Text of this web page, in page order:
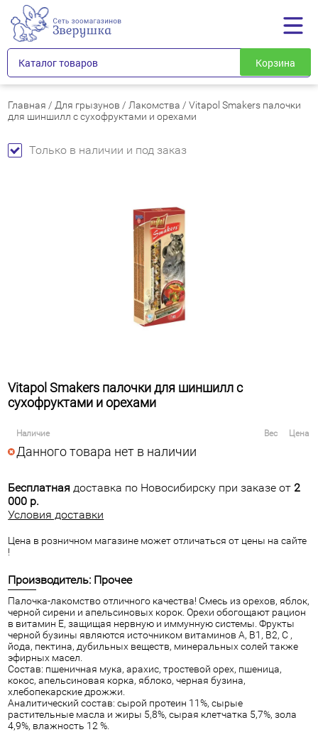
Каталог товаров Корзина
Главная / Для грызунов / Лакомства /Vitapol Smakers палочки
для шиншилл с сухофруктами и орехами
Только в наличии и под заказ
Vitapol Smakers палочки для шиншилл с
сухофруктами и орехами
Наличие Вес Цена
Данного товара нет в наличии
Бесплатная доставка по Новосибирску при заказе от 2
000 р.
Условия доставки
Цена в розничном магазине может отличаться от цены на сайте
!
Производитель: Прочее
Палочка-лакомство отличного качества! Смесь из орехов, яблок,
черной сирени и апельсиновых корок. Орехи обогощают рацион
в витамин Е, защищая нервную и иммунную системы. Фрукты
черной бузины являются источником витаминов А, B1, B2, C ,
йода, пектина, дубильных веществ, минеральных солей также
эфирных масел.
Состав: пшеничная мука, арахис, тростевой орех, пшеница,
кокос, апельсиновая корка, яблоко, черная бузина,
хлебопекарские дрожжи.
Аналитический состав: сырой протеин 11%, сырые
растительные масла и жиры 5,8%, сырая клетчатка 5,7%, зола
4,9%, влажность 12 %.